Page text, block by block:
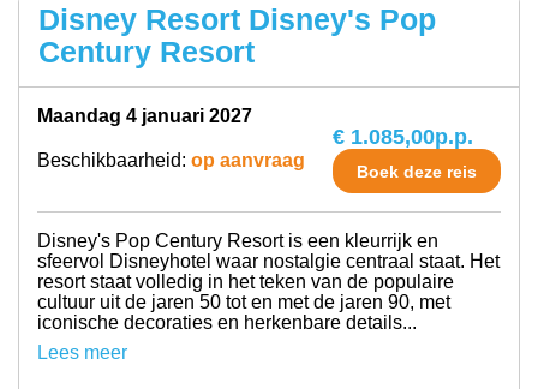
Disney Resort Disney's Pop
Century Resort
maandag 4 januari 2027
Beschikbaarheid: op aanvraag
€ 1.085,00p.p.
Boek deze reis
Disney's Pop Century Resort is een kleurrijk en
sfeervol Disneyhotel waar nostalgie centraal staat. Het
resort staat volledig in het teken van de populaire
cultuur uit de jaren 50 tot en met de jaren 90, met
iconische decoraties en herkenbare details...
Lees meer